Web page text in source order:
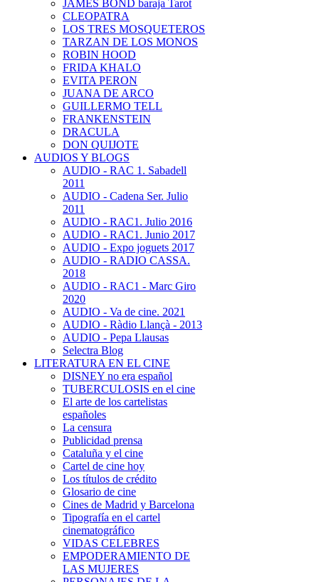
JAMES BOND baraja Tarot
CLEOPATRA
LOS TRES MOSQUETEROS
TARZAN DE LOS MONOS
ROBIN HOOD
FRIDA KHALO
EVITA PERON
JUANA DE ARCO
GUILLERMO TELL
FRANKENSTEIN
DRACULA
DON QUIJOTE
AUDIOS Y BLOGS
AUDIO - RAC 1. Sabadell
2011
AUDIO - Cadena Ser. Julio
2011
AUDIO - RAC1. Julio 2016
AUDIO - RAC1. Junio 2017
AUDIO - Expo joguets 2017
AUDIO - RADIO CASSA.
2018
AUDIO - RAC1 - Marc Giro
2020
AUDIO - Va de cine. 2021
AUDIO - Ràdio Llançà - 2013
AUDIO - Pepa Llausas
Selectra Blog
LITERATURA EN EL CINE
DISNEY no era español
TUBERCULOSIS en el cine
El arte de los cartelistas
españoles
La censura
Publicidad prensa
Cataluña y el cine
Cartel de cine hoy
Los títulos de crédito
Glosario de cine
Cines de Madrid y Barcelona
Tipografía en el cartel
cinematográfico
VIDAS CELEBRES
EMPODERAMIENTO DE
LAS MUJERES